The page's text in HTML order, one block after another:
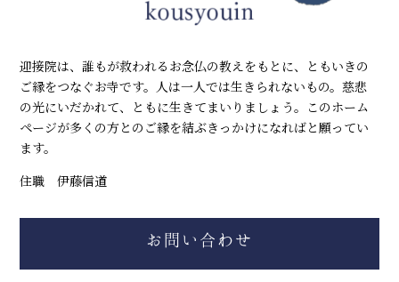
迎接院は、誰もが救われるお念仏の教えをもとに、ともいきの
ご縁をつなぐお寺です。人は一人では生きられないもの。慈悲
の光にいだかれて、ともに生きてまいりましょう。このホーム
ページが多くの方とのご縁を結ぶきっかけになればと願ってい
ます。
住職 伊藤信道
お問い合わせ